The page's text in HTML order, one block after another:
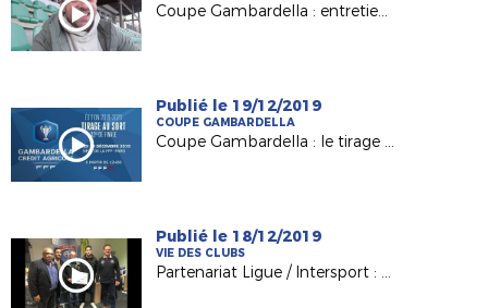
Coupe Gambardella : entretien avec F. Da Rocha (USJA Carquefou)
Publié le 19/12/2019
COUPE GAMBARDELLA
Coupe Gambardella : le tirage des 32es de finale !
Publié le 18/12/2019
VIE DES CLUBS
Partenariat Ligue / Intersport : les clubs promus récompensés !